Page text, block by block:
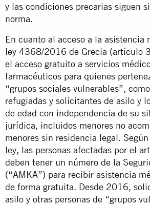
y las condiciones precarias siguen
norma.
En cuanto al acceso a la asistencia
ley 4368/2016 de Grecia (artículo
el acceso gratuito a servicios
farmacéuticos para quienes
“grupos sociales vulnerables”,
refugiadas y solicitantes de asilo y
de edad con independencia de su
jurídica, incluidos menores no
menores sin residencia legal.
ley, las personas afectadas por el
deben tener un número de la
(“AMKA”) para recibir asistencia
de forma gratuita. Desde 2016,
asilo y otras personas de “grupos